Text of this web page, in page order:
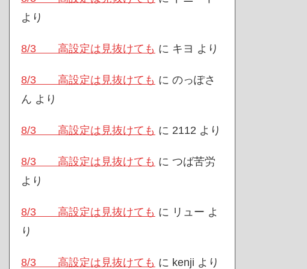
より
8/3 高設定は見抜けても に キヨ より
8/3 高設定は見抜けても に のっぽさ
ん より
8/3 高設定は見抜けても に 2112 より
8/3 高設定は見抜けても に つば苦労
より
8/3 高設定は見抜けても に リュー よ
り
8/3 高設定は見抜けても に kenji より